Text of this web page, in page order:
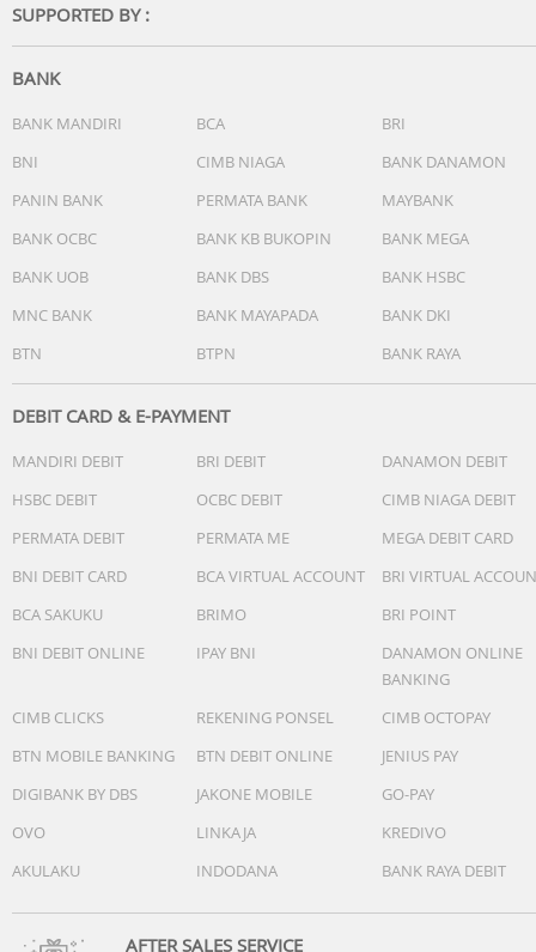
SUPPORTED BY :
BANK
BANK MANDIRI BCA
BRI
BNI
CIMB NIAGA
BANK DANAMON
PANIN BANK
PERMATA BANK
MAYBANK
BANK OCBC
BANK KB BUKOPIN
BANK MEGA
BANK UOB
BANK DBS
BANK HSBC
MNC BANK
BANK MAYAPADA
BANK DKI
BTN
BTPN BANK RAYA
DEBIT CARD & E-PAYMENT
MANDIRI DEBIT BRI DEBIT
DANAMON DEBIT
HSBC DEBIT
OCBC DEBIT
CIMB NIAGA DEBIT
PERMATA DEBIT
PERMATA ME
MEGA DEBIT CARD
BNI DEBIT CARD
BCA VIRTUAL ACCOUNT
BRI VIRTUAL
BCA SAKUKU
BRIMO
BRI POINT
BNI DEBIT ONLINE
IPAY BNI
DANAMON ONLINE
BANKING
CIMB CLICKS
REKENING PONSEL
CIMB OCTOPAY
BTN MOBILE BANKING
BTN DEBIT ONLINE
JENIUS PAY
DIGIBANK BY DBS
JAKONE MOBILE
GO-PAY
OVO
LINKAJA
KREDIVO
AKULAKU
INDODANA BANK RAYA DEBIT
AFTER SALES SERVICE